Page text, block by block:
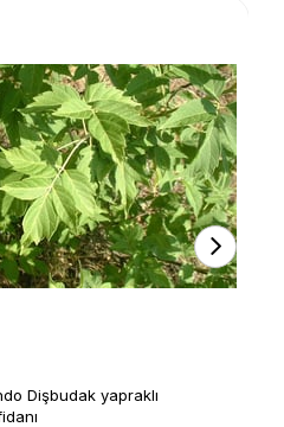
Dişbudak yapraklı